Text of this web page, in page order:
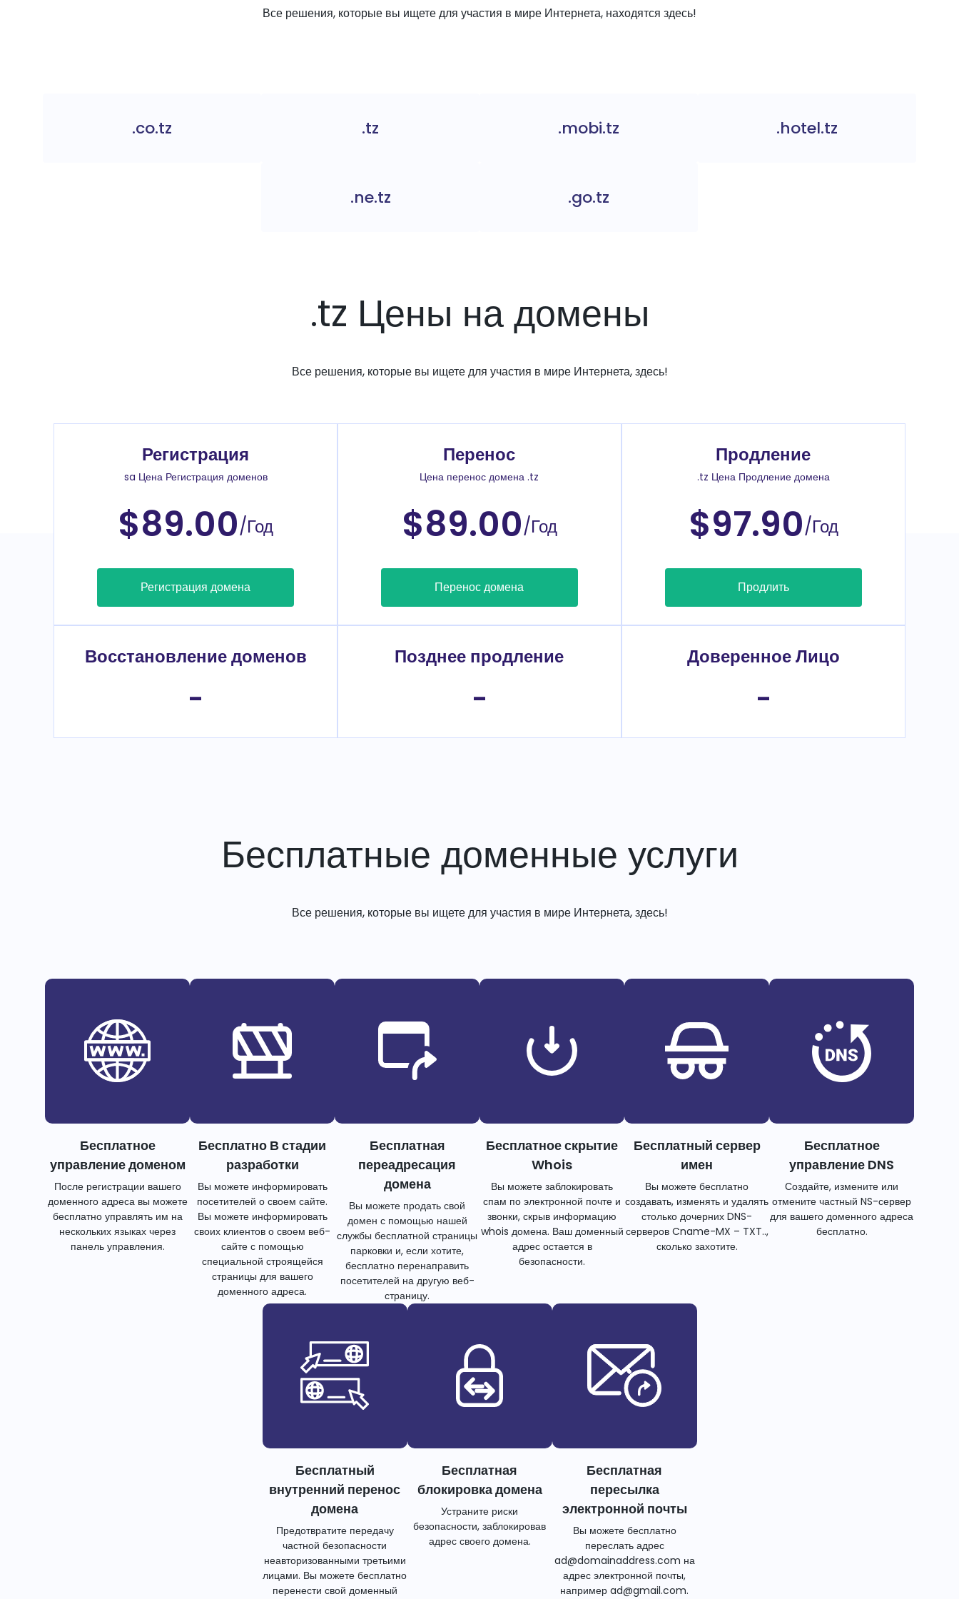
Все решения, которые вы ищете для участия в мире Интернета, находятся здесь!
.co.tz .tz .mobi.tz .hotel.tz
.ne.tz .go.tz
.tz Цены на домены
Все решения, которые вы ищете для участия в мире Интернета, здесь!
Регистрация
sa Цена Регистрация доменов
$89.00/Год
Регистрация домена
Перенос
Цена перенос домена .tz
$89.00/Год
Перенос домена
Продление
.tz Цена Продление домена
$97.90/Год
Продлить
Восстановление доменов
-
Позднее продление
-
Доверенное Лицо
-
Бесплатные доменные услуги
Все решения, которые вы ищете для участия в мире Интернета, здесь!
Бесплатное
управление доменом
После регистрации вашего
доменного адреса вы можете
бесплатно управлять им на
нескольких языках через
панель управления.
Бесплатно В стадии
разработки
Вы можете информировать
посетителей о своем сайте.
Вы можете информировать
своих клиентов о своем веб-
сайте с помощью
специальной строящейся
страницы для вашего
доменного адреса.
Бесплатная
переадресация
домена
Вы можете продать свой
домен с помощью нашей
службы бесплатной страницы
парковки и, если хотите,
бесплатно перенаправить
посетителей на другую веб-
страницу.
Бесплатное скрытие
Whois
Вы можете заблокировать
спам по электронной почте и
звонки, скрыв информацию
whois домена. Ваш доменный
адрес остается в
безопасности.
Бесплатный сервер
имен
Вы можете бесплатно
создавать, изменять и удалять
столько дочерних DNS-
серверов Cname-MX – TXT..,
сколько захотите.
Бесплатное
управление DNS
Создайте, измените или
отмените частный NS-сервер
для вашего доменного адреса
бесплатно.
Бесплатный
внутренний перенос
домена
Предотвратите передачу
частной безопасности
неавторизованными третьими
лицами. Вы можете бесплатно
перенести свой доменный
Бесплатная
блокировка домена
Устраните риски
безопасности, заблокировав
адрес своего домена.
Бесплатная
пересылка
электронной почты
Вы можете бесплатно
переслать адрес
ad@domainaddress.com на
адрес электронной почты,
например ad@gmail.com.